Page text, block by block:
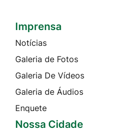
Seção do Rodapé e Contato
Imprensa
Notícias
Galeria de Fotos
Galeria De Vídeos
Galeria de Áudios
Enquete
Nossa Cidade